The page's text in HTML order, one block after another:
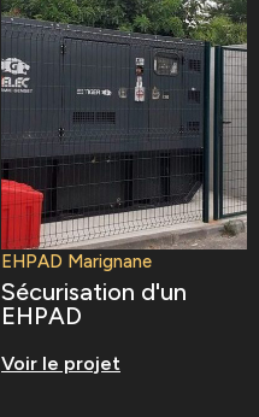
EHPAD Marignane
Sécurisation d'un
EHPAD
Voir le projet